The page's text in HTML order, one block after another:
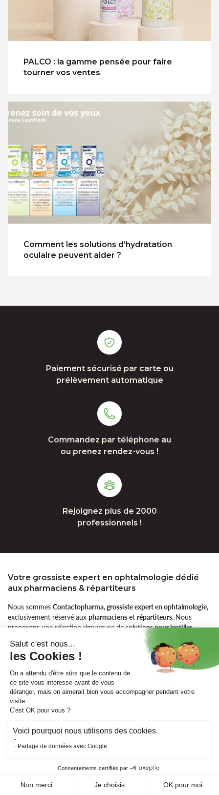
PALCO : la gamme pensée pour faire
tourner vos ventes
Comment les solutions d’hydratation
oculaire peuvent aider ?
Paiement sécurisé par carte ou
prélèvement automatique
Commandez par téléphone au
ou prenez rendez-vous !
Rejoignez plus de 2000
professionnels !
Votre grossiste expert en ophtalmologie dédié
aux pharmaciens & répartiteurs
Nous sommes Contactopharma, grossiste expert en ophtalmologie,
exclusivement réservé aux pharmaciens et répartiteurs. Nous
proposons une sélection rigoureuse de solutions pour lentilles,
produits d’entretien, accessoires optiques, dispositifs d’hygiène
oculaireetpiles auditives.
Notre engagement : garantir aux
officines un approvisionnement fiable, des marques de référence et
un accompagnement adapté aux exigences du circuit
pharmaceutique. Grâce à une logistique performante, nous
facilitons la gestion de votre stock tout en soutenant votre rôle de
professionnel de santé.
Inscription à la newsletter
S’inscrire